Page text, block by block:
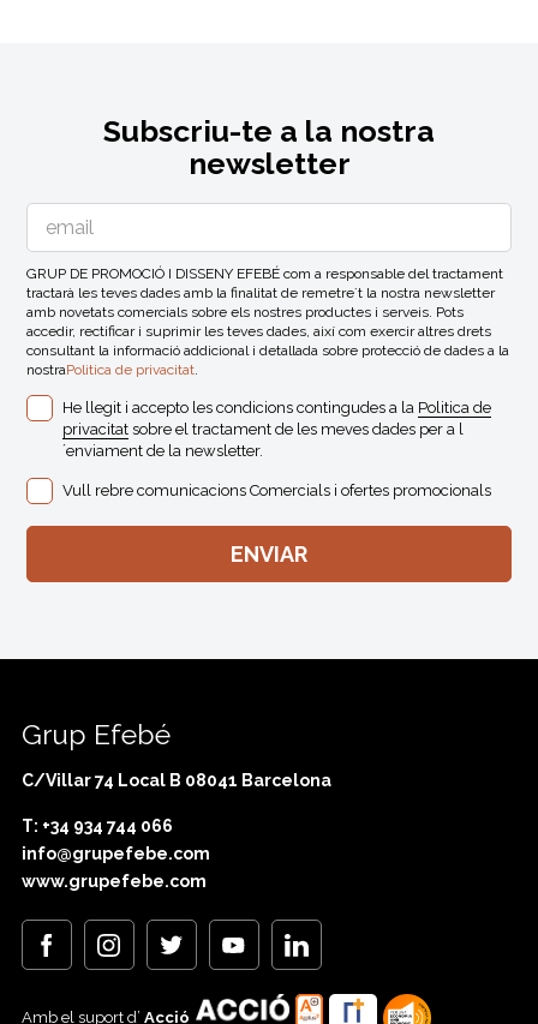
Subscriu-te a la nostra
newsletter
GRUP DE PROMOCIÓ I DISSENY EFEBÉ com a responsable del tractament
tractarà les teves dades amb la finalitat de remetre´t la nostra newsletter
amb novetats comercials sobre els nostres productes i serveis. Pots
accedir, rectificar i suprimir les teves dades, així com exercir altres drets
consultant la informació addicional i detallada sobre protecció de dades a la
nostraPolitica de privacitat.
He llegit i accepto les condicions contingudes a la Politica de
privacitat sobre el tractament de les meves dades per a l
´enviament de la newsletter.
Vull rebre comunicacions Comercials i ofertes promocionals
Grup Efebé
C/Villar 74 Local B 08041 Barcelona
T: +34 934 744 066
info@grupefebe.com
www.grupefebe.com
Amb el suport d’ Acció